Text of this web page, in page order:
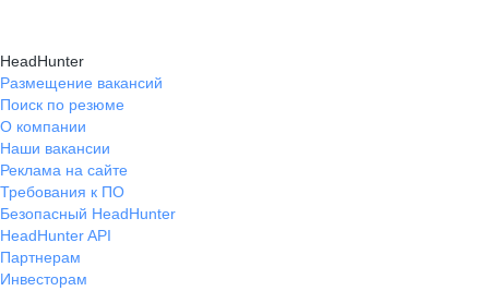
HeadHunter
Размещение вакансий
Поиск по резюме
О компании
Наши вакансии
Реклама на сайте
Требования к ПО
Безопасный HeadHunter
HeadHunter API
Партнерам
Инвесторам